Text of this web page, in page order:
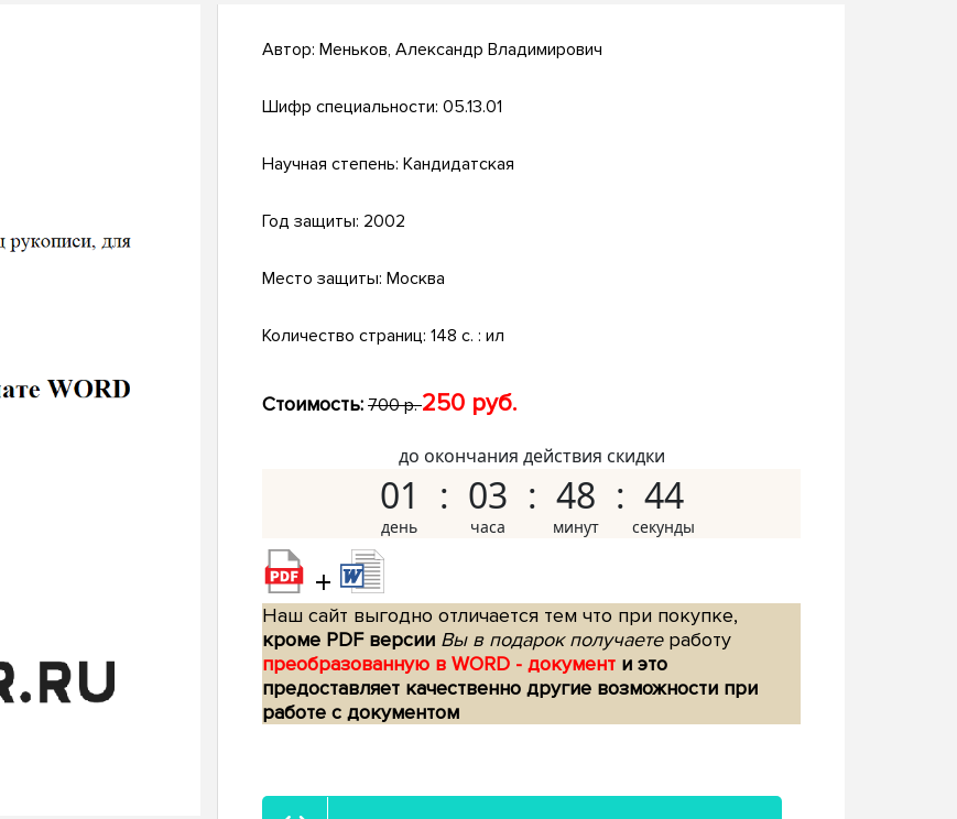
Автор: Меньков, Александр Владимирович
Шифр специальности: 05.13.01
Научная степень: Кандидатская
Год защиты: 2002
Место защиты: Москва
Количество страниц: 148 с. : ил
Стоимость: 700 р.250 руб.
до окончания действия скидки
01 03 48 43
+
Наш сайт выгодно отличается тем что при покупке,
кроме PDF версии Вы в подарок получаетеработу
преобразованную в WORD - документ и это
предоставляет качественно другие возможности при
работе с документом